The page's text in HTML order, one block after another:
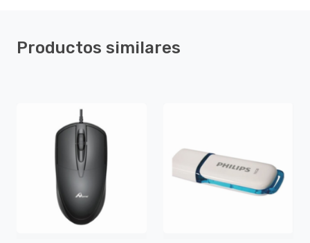
Productos similares